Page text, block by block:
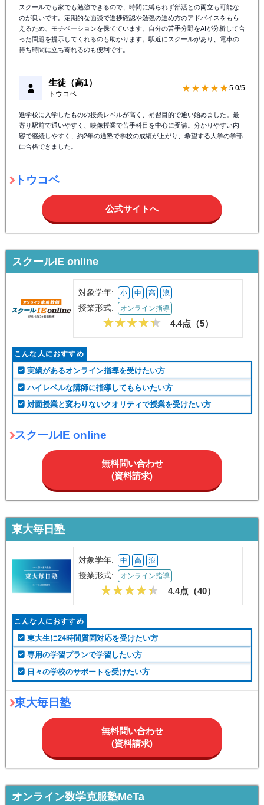
スクールでも家でも勉強できるので、時間に縛られず部活との両立も可能な
のが良いです。定期的な面談で進捗確認や勉強の進め方のアドバイスをもら
えるため、モチベーションを保てています。自分の苦手分野をAIが分析して合
った問題を提示してくれるのも助かります。駅近にスクールがあり、電車の
待ち時間に立ち寄れるのも便利です。
生徒（高1）
トウコベ
★★★★★ 5.0/5
進学校に入学したものの授業レベルが高く、補習目的で通い始めました。最
寄り駅前で通いやすく、映像授業で苦手科目を中心に受講。分かりやすい内
容で継続しやすく、約2年の通塾で学校の成績が上がり、希望する大学の学部
に合格できました。
トウコベ
公式サイトへ
スクールIE online
対象学年: 小 中 高 浪
授業形式: オンライン指導
4.4点（5）
こんな人におすすめ
実績があるオンライン指導を受けたい方
ハイレベルな講師に指導してもらいたい方
対面授業と変わりないクオリティで授業を受けたい方
スクールIE online
無料問い合わせ
(資料請求)
東大毎日塾
対象学年: 中 高 浪
授業形式: オンライン指導
4.4点（40）
こんな人におすすめ
東大生に24時間質問対応を受けたい方
専用の学習プランで学習したい方
日々の学校のサポートを受けたい方
東大毎日塾
無料問い合わせ
(資料請求)
オンライン数学克服塾MeTa